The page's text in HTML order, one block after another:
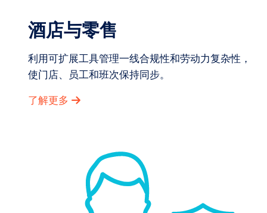
酒店与零售
利用可扩展工具管理一线合规性和劳动力复杂性，
使门店、员工和班次保持同步。
了解更多